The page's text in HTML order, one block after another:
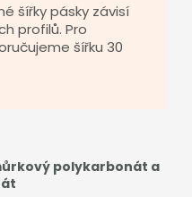
šířky pásky závisí
profilů. Pro
šířku 30
polykarbonát a